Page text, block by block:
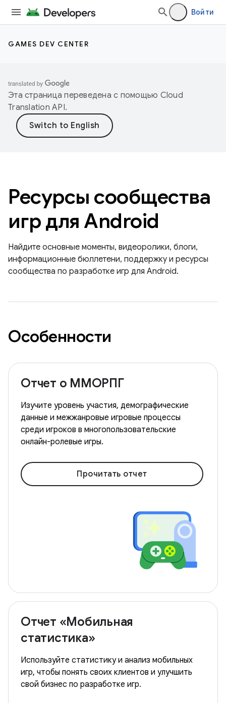
Войти
GAMES DEV CENTER
Эта страница переведена с помощью Cloud
Translation API.
Ресурсы сообщества
игр для Android
Найдите основные моменты, видеоролики, блоги,
информационные бюллетени, поддержку и ресурсы
сообщества по разработке игр для Android.
Особенности
Отчет о ММОРПГ
Изучите уровень участия, демографические
данные и межжанровые игровые процессы
среди игроков в многопользовательские
онлайн-ролевые игры.
Прочитать отчет
Отчет «Мобильная
статистика»
Используйте статистику и анализ мобильных
игр, чтобы понять своих клиентов и улучшить
свой бизнес по разработке игр.